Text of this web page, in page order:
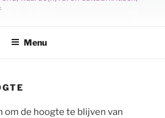
Menu
om de hoogte te blijven van